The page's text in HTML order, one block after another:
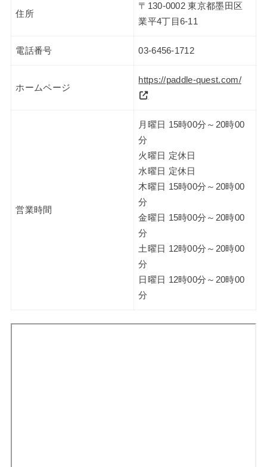
住所
〒130-0002 東京都墨田区
業平4丁目6-11
電話番号 03-6456-1712
ホームページ
https://paddle-quest.com/
営業時間
月曜日 15時00分～20時00
分
火曜日 定休日
水曜日 定休日
木曜日 15時00分～20時00
分
金曜日 15時00分～20時00
分
土曜日 12時00分～20時00
分
日曜日 12時00分～20時00
分